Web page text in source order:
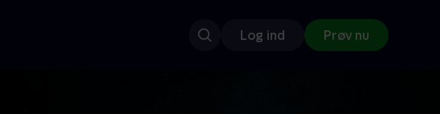
Log ind Prøv nu